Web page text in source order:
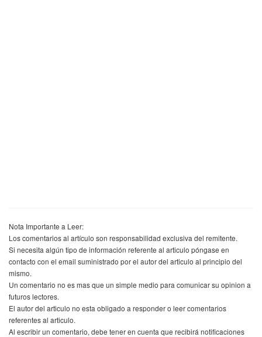
Nota Importante a Leer:
Los comentarios al artículo son responsabilidad exclusiva del remitente.
Si necesita algún tipo de información referente al articulo póngase en
contacto con el email suministrado por el autor del articulo al principio del
mismo.
Un comentario no es mas que un simple medio para comunicar su opinion a
futuros lectores.
El autor del articulo no esta obligado a responder o leer comentarios
referentes al articulo.
Al escribir un comentario, debe tener en cuenta que recibirá notificaciones